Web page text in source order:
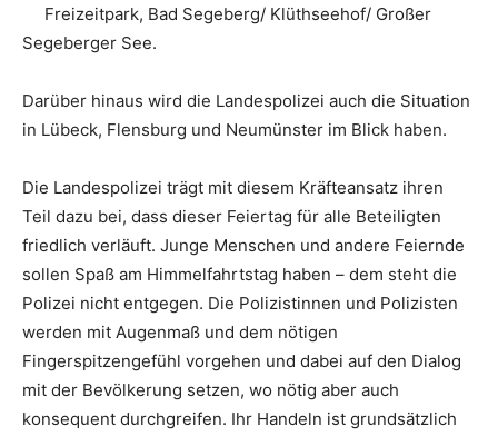
Freizeitpark, Bad Segeberg/ Klüthseehof/ Großer
Segeberger See.
Darüber hinaus wird die Landespolizei auch die Situation
in Lübeck, Flensburg und Neumünster im Blick haben.
Die Landespolizei trägt mit diesem Kräfteansatz ihren
Teil dazu bei, dass dieser Feiertag für alle Beteiligten
friedlich verläuft. Junge Menschen und andere Feiernde
sollen Spaß am Himmelfahrtstag haben – dem steht die
Polizei nicht entgegen. Die Polizistinnen und Polizisten
werden mit Augenmaß und dem nötigen
Fingerspitzengefühl vorgehen und dabei auf den Dialog
mit der Bevölkerung setzen, wo nötig aber auch
konsequent durchgreifen. Ihr Handeln ist grundsätzlich